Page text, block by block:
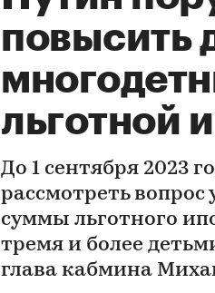
повысить
льготной
До 1 сентября 2023
рассмотреть
суммы льготного
тремя и более
глава кабмина